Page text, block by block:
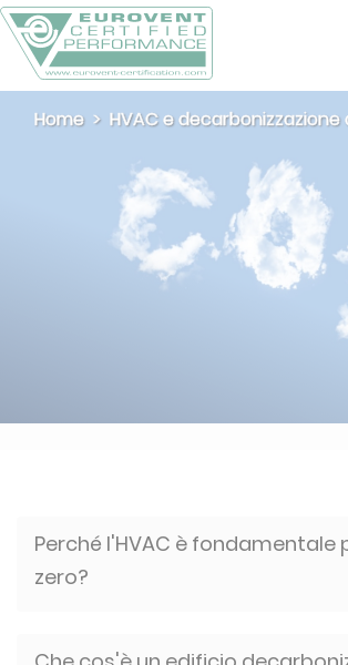
Home HVAC e decarbonizzazione
Perché l'HVAC è fondamentale
zero?